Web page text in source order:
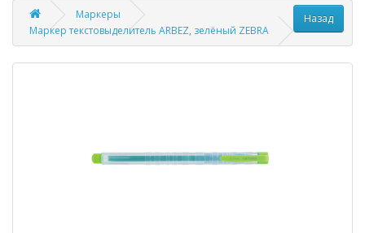
Маркеры
Маркер текстовыделитель ARBEZ, зелёный ZEBRA